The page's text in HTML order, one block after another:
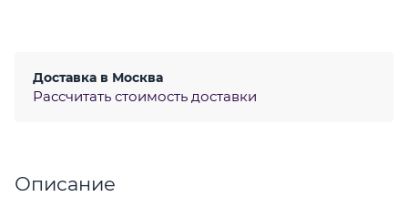
Доставка в Москва
Рассчитать стоимость доставки
Описание